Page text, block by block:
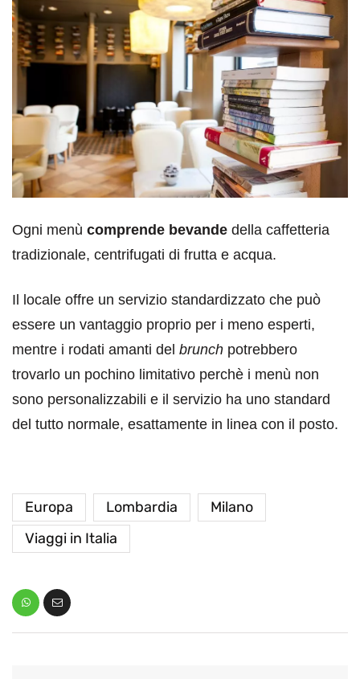
Ogni menù comprende bevande della caffetteria
tradizionale, centrifugati di frutta e acqua.
Il locale offre un servizio standardizzato che può
essere un vantaggio proprio per i meno esperti,
mentre i rodati amanti del brunch potrebbero
trovarlo un pochino limitativo perchè i menù non
sono personalizzabili e il servizio ha uno standard
del tutto normale, esattamente in linea con il posto.
Europa Lombardia
Milano
Viaggi in Italia